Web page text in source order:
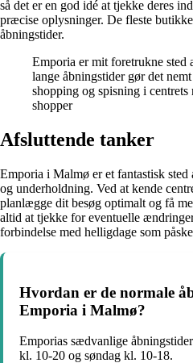
så det er en god idé at tjekke deres
præcise oplysninger. De fleste
åbningstider.
Emporia er mit foretrukne sted
lange åbningstider gør det
shopping og spisning i
shopper
Afsluttende tanker
Emporia i Malmø er et fantastisk
og underholdning. Ved at kende
planlægge dit besøg optimalt og få
altid at tjekke for eventuelle
forbindelse med helligdage som
Hvordan er de normale
Emporia i Malmø?
Emporias sædvanlige
kl. 10-20 og søndag kl. 10-18.